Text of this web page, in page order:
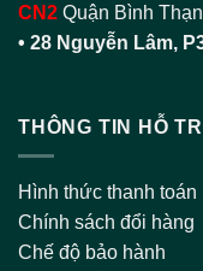
CN2 Quận Bình
• 28 Nguyễn Lâm,
THÔNG TIN HỖ
Hình thức thanh toán
Chính sách đổi hàng
Chế độ bảo hành